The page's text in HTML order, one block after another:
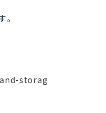
storag